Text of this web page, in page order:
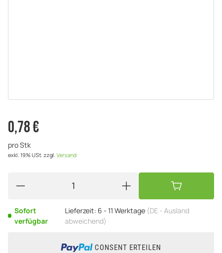
0,78 €
pro Stk
exkl. 19% USt. zzgl. Versand
Sofort
verfügbar
Lieferzeit: 6 - 11 Werktage (DE - Ausland
abweichend)
CONSENT ERTEILEN